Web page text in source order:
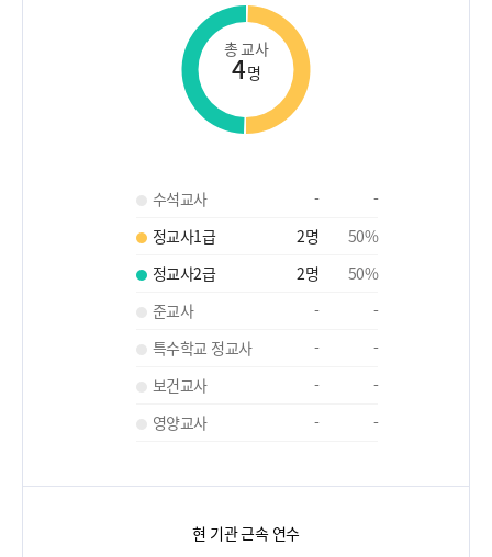
총 교사
4명
수석교사 -
-
정교사1급
2명 50%
정교사2급
2명 50%
준교사
-
-
특수학교 정교사
-
-
보건교사
-
-
영양교사
- -
현 기관 근속 연수